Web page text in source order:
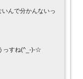
んで分かんないっ
っすね(^_-)-☆